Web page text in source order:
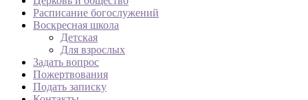
Расписание богослужений
Воскресная школа
Детская
Для взрослых
Задать вопрос
Пожертвования
Подать записку